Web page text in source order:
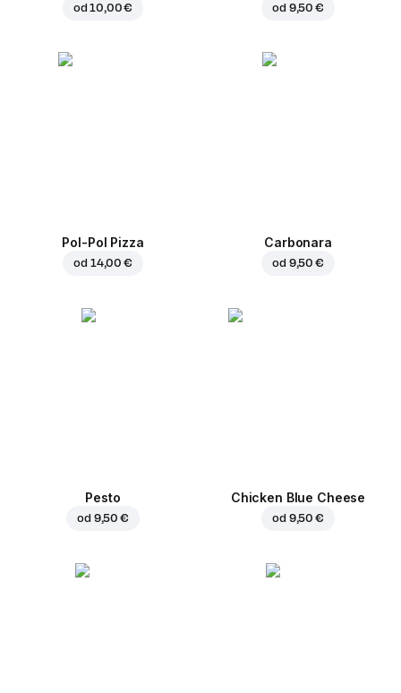
od10,00 € od 9,50 €
Pol-Pol Pizza
od 14,00 €
Carbonara
od 9,50 €
Pesto
od 9,50 €
Chicken Blue Cheese
od 9,50 €